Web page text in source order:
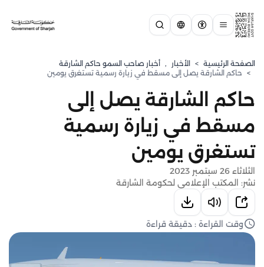
الصفحة الرئيسية > الأخبار , أخبار صاحب السمو حاكم الشارقة
> حاكم الشارقة يصل إلى مسقط في زيارة رسمية تستغرق يومين
حاكم الشارقة يصل إلى
مسقط في زيارة رسمية
تستغرق يومين
الثلاثاء 26 سبتمبر 2023
نشر: المكتب الإعلامي لحكومة الشارقة
وقت القراءة : دقيقة قراءة